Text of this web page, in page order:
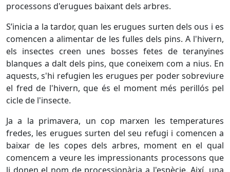
processons d'erugues baixant dels arbres.
S’inicia a la tardor, quan les erugues surten dels ous i es
comencen a alimentar de les fulles dels pins. A l'hivern,
els insectes creen unes bosses fetes de teranyines
blanques a dalt dels pins, que coneixem com a nius. En
aquests, s'hi refugien les erugues per poder sobreviure
el fred de l'hivern, que és el moment més perillós pel
cicle de l'insecte.
Ja a la primavera, un cop marxen les temperatures
fredes, les erugues surten del seu refugi i comencen a
baixar de les copes dels arbres, moment en el qual
comencem a veure les impressionants processons que